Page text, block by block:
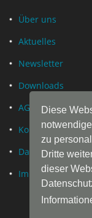
Diese
zu
Dritte
dieser
Über uns
Aktuelles
Newsletter
Downloads
AGB
Kontakt
Datenschutz
Impressum